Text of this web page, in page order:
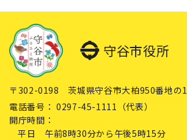
守谷市役所
〒302-0198 茨城県守谷市大柏950番地の1
電話番号： 0297-45-1111（代表）
開庁時間：
平日 午前8時30分から午後5時15分